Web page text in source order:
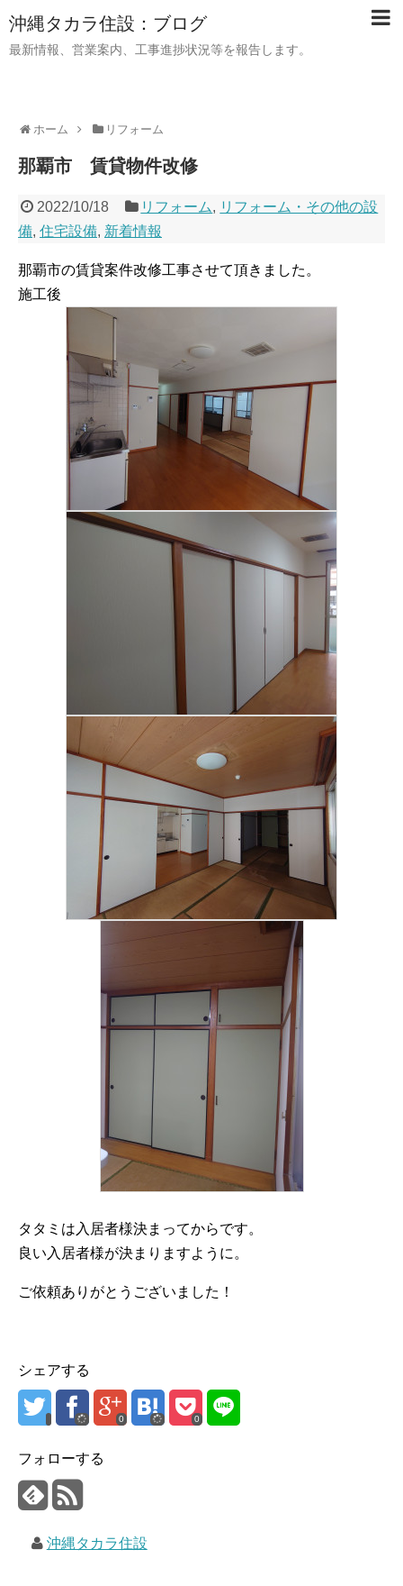
沖縄タカラ住設：ブログ
最新情報、営業案内、工事進捗状況等を報告します。
ホーム リフォーム
那覇市 賃貸物件改修
2022/10/18 リフォーム, リフォーム・その他の設
備, 住宅設備, 新着情報
那覇市の賃貸案件改修工事させて頂きました。
施工後
タタミは入居者様決まってからです。
良い入居者様が決まりますように。
ご依頼ありがとうございました！
シェアする
0 0
フォローする
沖縄タカラ住設